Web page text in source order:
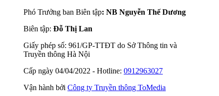
Phó Trưởng ban Biên tập: NB Nguyễn Thế Dương
Biên tập: Đỗ Thị Lan
Giấy phép số: 961/GP-TTĐT do Sở Thông tin và
Truyền thông Hà Nội
Cấp ngày 04/04/2022 - Hotline: 0912963027
Vận hành bởi Công ty Truyền thông ToMedia